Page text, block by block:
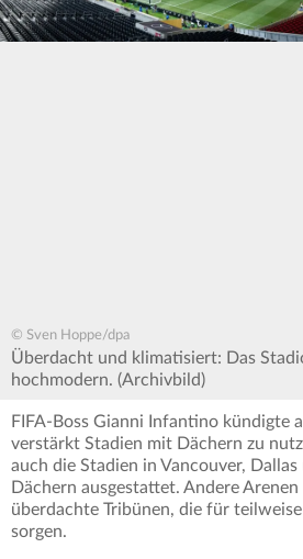
© Sven Hoppe/dpa
Überdacht und klimatisiert: Das
hochmodern. (Archivbild)
FIFA-Boss Gianni Infantino kündigte
verstärkt Stadien mit Dächern zu
auch die Stadien in Vancouver, Dallas
Dächern ausgestattet. Andere
überdachte Tribünen, die für
sorgen.